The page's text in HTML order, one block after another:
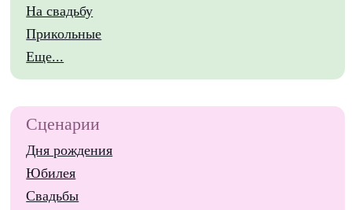
На свадьбу
Прикольные
Еще...
Сценарии
Дня рождения
Юбилея
Свадьбы